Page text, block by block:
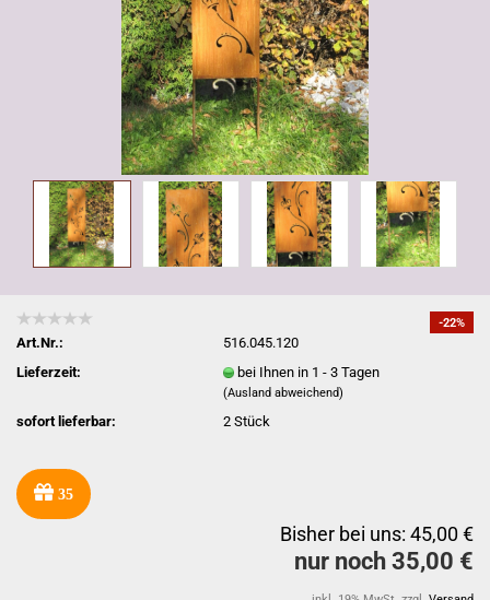
-22%
Art.Nr.:
516.045.120
Lieferzeit:
bei Ihnen in 1 - 3 Tagen
(Ausland abweichend)
sofort lieferbar: 2Stück
35
Bisher bei uns: 45,00 €
nur noch 35,00 €